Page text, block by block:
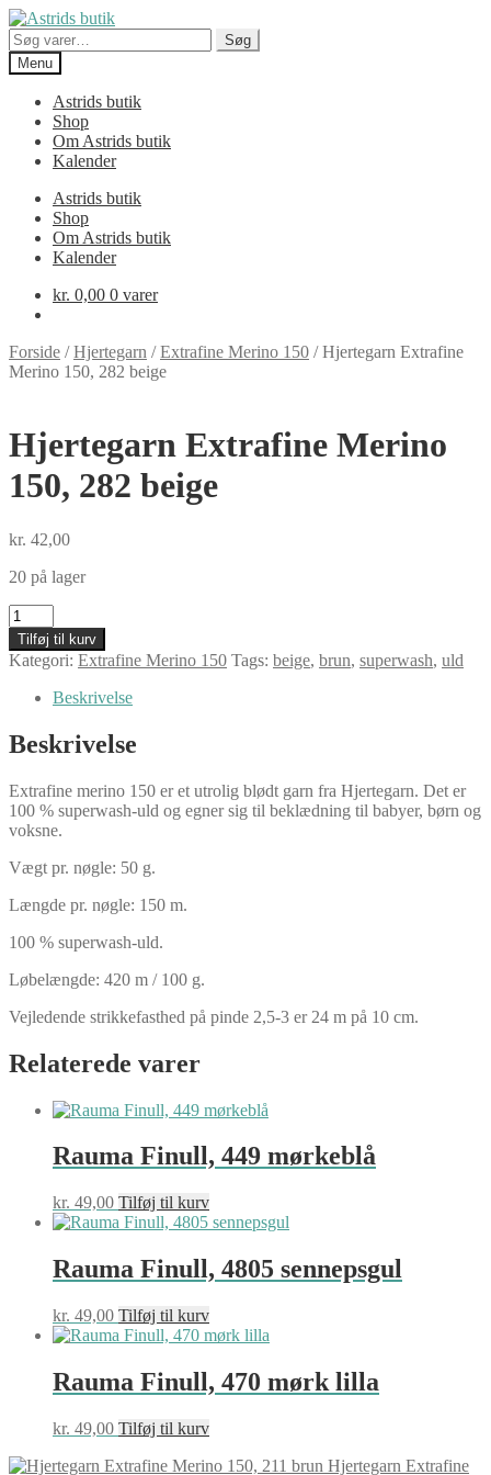
Spring
til
navigation
Spring
til
indhold
Søg
efter:
Søg
Menu
Astrids butik
Shop
Om Astrids butik
Kalender
Astrids butik
Shop
Om Astrids butik
Kalender
kr. 0,00 0 varer
Forside /Hjertegarn /Extrafine Merino 150 /Hjertegarn Extrafine
Merino 150, 282 beige
Hjertegarn Extrafine Merino
150, 282 beige
kr. 42,00
20 på lager
Hjertegarn
Extrafine
Merino
150,
antal
Tilføj til kurv
Kategori: Extrafine Merino 150 Tags: beige, brun, superwash, uld
Beskrivelse
Beskrivelse
Extrafine merino 150 er et utrolig blødt garn fra Hjertegarn. Det er
100 % superwash-uld og egner sig til beklædning til babyer, børn og
voksne.
Vægt pr. nøgle: 50 g.
Længde pr. nøgle: 150 m.
100 % superwash-uld.
Løbelængde: 420 m / 100 g.
Vejledende strikkefasthed på pinde 2,5-3 er 24 m på 10 cm.
Relaterede varer
Rauma Finull, 449 mørkeblå
kr. 49,00 Tilføj til kurv
Rauma Finull, 4805 sennepsgul
kr. 49,00 Tilføj til kurv
Rauma Finull, 470 mørk lilla
kr. 49,00 Tilføj til kurv
Hjertegarn Extrafine